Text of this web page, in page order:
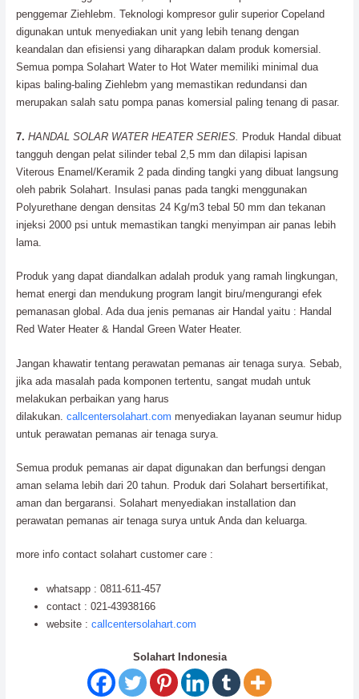
penggemar Ziehlebm. Teknologi kompresor gulir superior Copeland
digunakan untuk menyediakan unit yang lebih tenang dengan
keandalan dan efisiensi yang diharapkan dalam produk komersial.
Semua pompa Solahart Water to Hot Water memiliki minimal dua
kipas baling-baling Ziehlebm yang memastikan redundansi dan
merupakan salah satu pompa panas komersial paling tenang di pasar.
7. HANDAL SOLAR WATER HEATER SERIES.
Produk Handal dibuat
tangguh dengan pelat silinder tebal 2,5 mm dan dilapisi lapisan
Viterous Enamel/Keramik 2 pada dinding tangki yang dibuat langsung
oleh pabrik Solahart. Insulasi panas pada tangki menggunakan
Polyurethane dengan densitas 24 Kg/m3 tebal 50 mm dan tekanan
injeksi 2000 psi untuk memastikan tangki menyimpan air panas lebih
lama.
Produk yang dapat diandalkan adalah produk yang ramah lingkungan,
hemat energi dan mendukung program langit biru/mengurangi efek
pemanasan global. Ada dua jenis pemanas air Handal yaitu : Handal
Red Water Heater & Handal Green Water Heater.
Jangan khawatir tentang perawatan pemanas air tenaga surya. Sebab,
jika ada masalah pada komponen tertentu, sangat mudah untuk
melakukan perbaikan yang harus
dilakukan. callcentersolahart.com menyediakan layanan seumur hidup
untuk perawatan pemanas air tenaga surya.
Semua produk pemanas air dapat digunakan dan berfungsi dengan
aman selama lebih dari 20 tahun. Produk dari Solahart bersertifikat,
aman dan bergaransi. Solahart menyediakan installation dan
perawatan pemanas air tenaga surya untuk Anda dan keluarga.
more info contact solahart customer care :
whatsapp : 0811-611-457
contact : 021-43938166
website : callcentersolahart.com
Solahart Indonesia